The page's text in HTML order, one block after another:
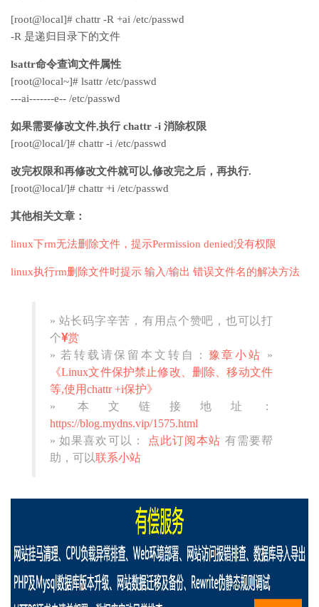
[root@local]# chattr -R +ai /etc/passwd
-R 是递归目录下的文件
lsattr命令查询文件属性
[root@local~]# lsattr /etc/passwd
---ai-------e-- /etc/passwd
如果需要修改文件,执行 chattr -i 消除权限
[root@local/]# chattr -i /etc/passwd
改完权限和再修改文件就可以,修改完之后，再执行.
[root@local/]# chattr +i /etc/passwd
其他相关文章：
linux下rm无法删除文件，提示Permission denied没有权限
linux执行rm删除文件时提示 输入/输出 错误文件名的解决方法
» 站长码字辛苦，有用点个赞吧，也可以打
个 赏
» 若转载请保留本文转自： 豫章小站
»
《Linux文件保护禁止修改、删除、移动文件
等,使用chattr +i保护》
» 本文链接地址：
https://blog.mydns.vip/1575.html
» 如果喜欢可以：
点此订阅本站 有需要帮
助，可以联系小站